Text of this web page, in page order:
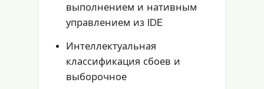
выполнением и нативным
управлением из IDE
Интеллектуальная
классификация сбоев и
выборочное